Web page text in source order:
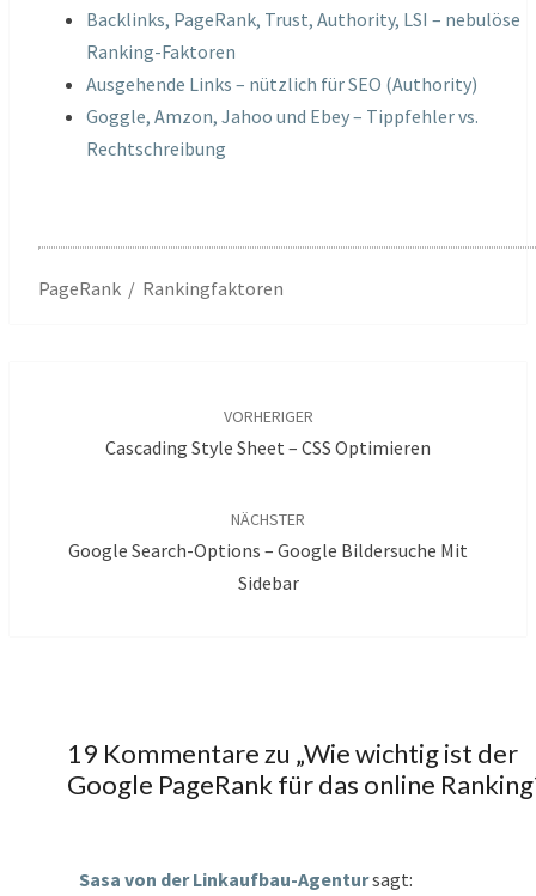
Backlinks, PageRank, Trust, Authority, LSI – nebulöse
Ranking-Faktoren
Ausgehende Links – nützlich für SEO (Authority)
Goggle, Amzon, Jahoo und Ebey – Tippfehler vs.
Rechtschreibung
PageRank / Rankingfaktoren
VORHERIGER
Cascading Style Sheet – CSS Optimieren
NÄCHSTER
Google Search-Options – Google Bildersuche Mit
Sidebar
19 Kommentare zu „Wie wichtig ist der
Google PageRank für das online
Sasa von der Linkaufbau-Agentursagt: